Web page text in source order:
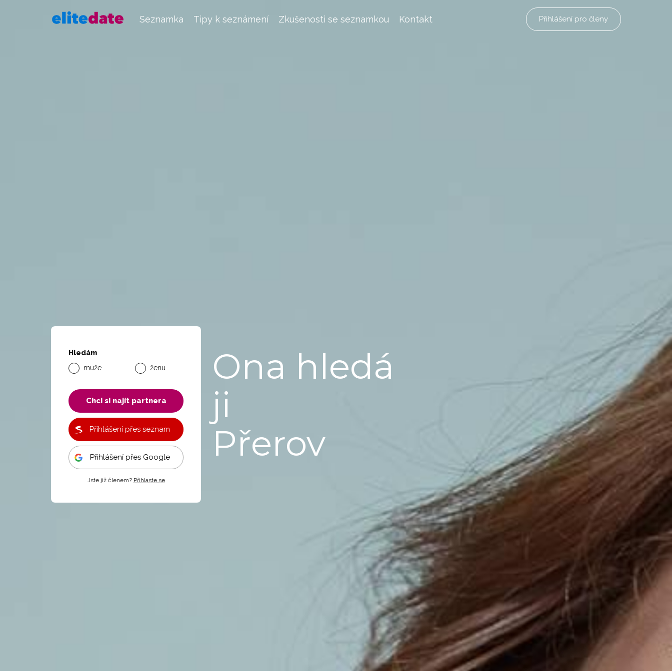
Seznamka Tipy k seznámení Zkušenosti se seznamkou Kontakt Přihlášení pro členy
Hledám
muže
ženu
Chci si najít partnera
Přihlášení přes seznam
Přihlášení přes Google
Jste již členem? Přihlaste se
Ona hledá
ji
Přerov